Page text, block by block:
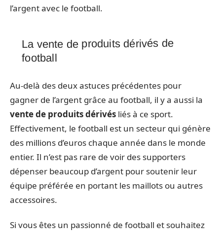
l’argent avec le football.
La vente de produits dérivés de
football
Au-delà des deux astuces précédentes pour
gagner de l’argent grâce au football, il y a aussi la
vente de produits dérivés liés à ce sport.
Effectivement, le football est un secteur qui génère
des millions d’euros chaque année dans le monde
entier. Il n’est pas rare de voir des supporters
dépenser beaucoup d’argent pour soutenir leur
équipe préférée en portant les maillots ou autres
accessoires.
Si vous êtes un passionné de football et souhaitez